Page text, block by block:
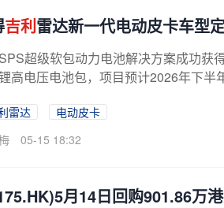
吉利雷达新一代电动皮卡车型
超级软包动力电池解决方案成功获
高电压电池包，项目预计2026年下
雷达
电动皮卡
05-15 18:32
月14日回购901.86万